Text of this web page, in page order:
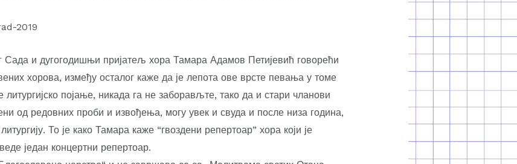
Сада и дугогодишњи пријатељ хора Тамара Адамов Петијевић говорећи
хорова, између осталог каже да је лепота ове врсте певања у томе
литургијско појање, никада га не заборављте, тако да и стари чланови
од редовних проби и извођења, могу увек и свуда и после низа година,
То је како Тамара каже “гвоздени репертоар” хора који је
један концертни репертоар.